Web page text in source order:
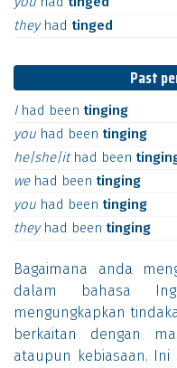
they had tinged
Past
I had been tinging
you had been tinging
he|she|it had been
we had been tinging
you had been tinging
they had been tinging
Bagaimana anda
dalam bahasa
mengungkapkan
berkaitan dengan
ataupun kebiasaan. Ini